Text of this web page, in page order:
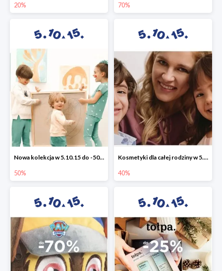
20% 70%
Nowa kolekcja w 5.10.15 do -50%
50%
Kosmetyki dla całej rodziny w 5.10.15 do -40%
40%